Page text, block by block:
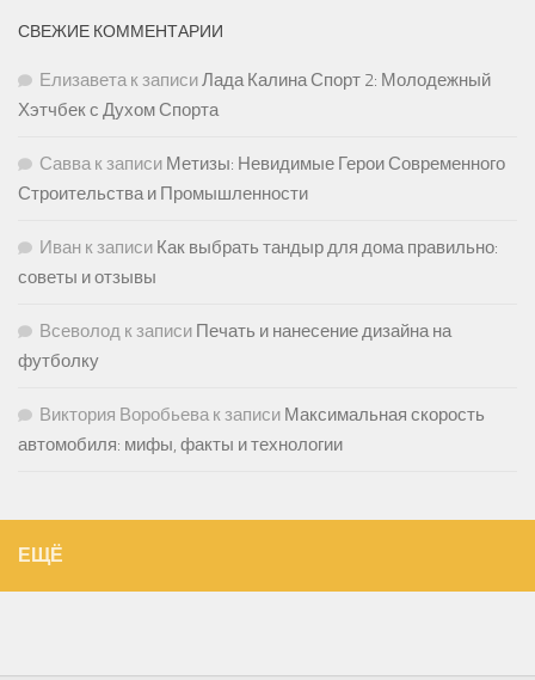
СВЕЖИЕ КОММЕНТАРИИ
Елизаветак записиЛада Калина Спорт 2: Молодежный
Хэтчбек с Духом Спорта
Саввак записи Метизы: Невидимые Герои Современного
Строительства и Промышленности
Иван к записи Как выбрать тандыр для дома правильно:
советы и отзывы
Всеволод к записи Печать и нанесение дизайна на
футболку
Виктория Воробьевак записи Максимальная скорость
автомобиля: мифы, факты и технологии
ЕЩЁ